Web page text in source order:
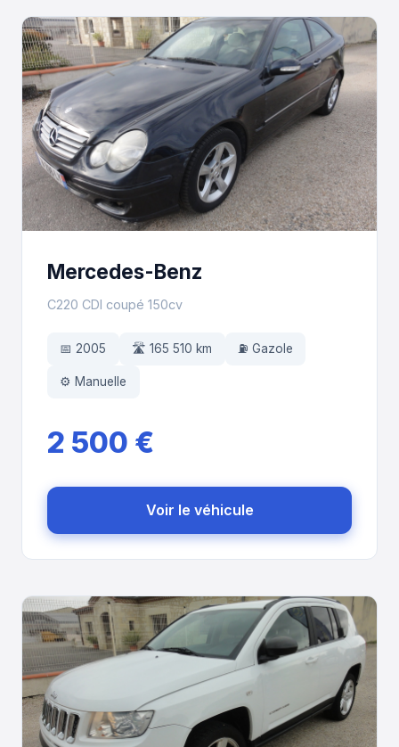
Mercedes-Benz
C220 CDI coupé 150cv
📅 2005 🛣️ 165 510 km ⛽ Gazole
⚙️ Manuelle
2 500 €
Voir le véhicule